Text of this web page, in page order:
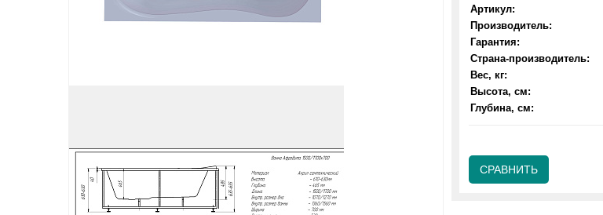
Артикул:
Производитель:
Гарантия:
Страна-производитель:
Вес, кг:
Высота, см:
Глубина, см:
СРАВНИТЬ